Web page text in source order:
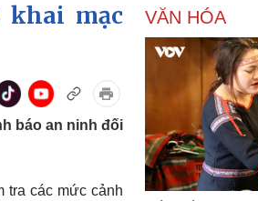
Doanh nghiệp
Thông tin doanh nghiệp
Doanh nghiệp 24h
Doanh nhân
Vì cộng đồng
mạc
báo an ninh đối
tra các mức cảnh
VĂN HÓA